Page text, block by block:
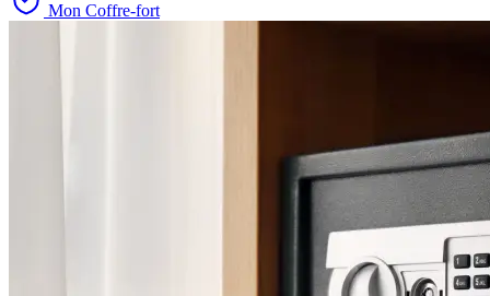
Mon Coffre-fort